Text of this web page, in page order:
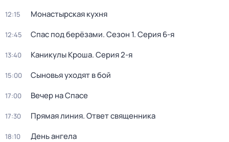
12:15 Монастырская кухня
12:45 Спас под берёзами. Сезон 1. Серия 6-я
13:40 Каникулы Кроша. Серия 2-я
15:00 Сыновья уходят в бой
17:00 Вечер на Спасе
17:30 Прямая линия. Ответ священника
18:10 День ангела